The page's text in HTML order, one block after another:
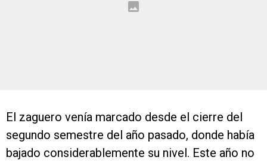
El zaguero venía marcado desde el cierre del
segundo semestre del año pasado, donde había
bajado considerablemente su nivel. Este año no